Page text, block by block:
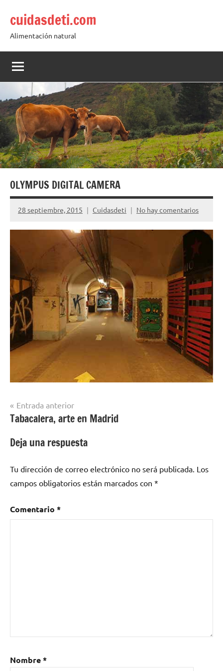
contenido
cuidasdeti.com
Alimentación natural
OLYMPUS DIGITAL CAMERA
28 septiembre, 2015 Cuidasdeti No hay comentarios
Navegación
de
entradas
Entrada anterior
Tabacalera, arte en Madrid
Deja una respuesta
Tu dirección de correo electrónico no será publicada. Los
campos obligatorios están marcados con *
Comentario *
Nombre*